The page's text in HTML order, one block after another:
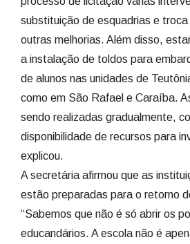
substituição de esquadrias e
outras melhorias. Além disso,
a instalação de toldos para
de alunos nas unidades de
como em São Rafael e Caraíba.
sendo realizadas gradualmente,
disponibilidade de recursos para
explicou.
A secretária afirmou que as
estão preparadas para o retorno
“Sabemos que não é só abrir os
educandários. A escola não é